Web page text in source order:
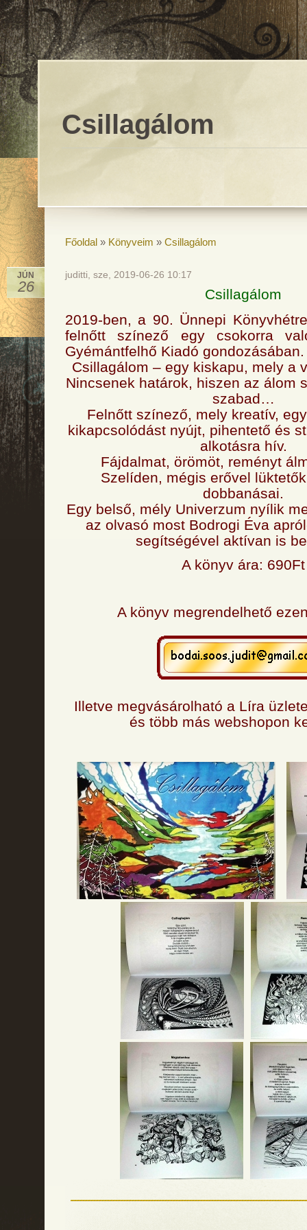
Csillagálom
Főoldal » Könyveim » Csillagálom
JÚN
26
juditti, sze, 2019-06-26 10:17
Csillagálom
2019-ben, a 90. Ünnepi
felnőtt színező egy csokorra
Gyémántfelhő Kiadó gondozásában.
Csillagálom – egy kiskapu, mely a
Nincsenek határok, hiszen az álom
szabad…
Felnőtt színező, mely kreatív,
kikapcsolódást nyújt, pihentető és
alkotásra hív.
Fájdalmat, örömöt, reményt
Szelíden, mégis erővel
dobbanásai.
Egy belső, mély Univerzum nyílik
az olvasó most Bodrogi Éva
segítségével aktívan is
A könyv ára: 690Ft
A könyv megrendelhető
Illetve megvásárolható a Líra
és több más webshopon